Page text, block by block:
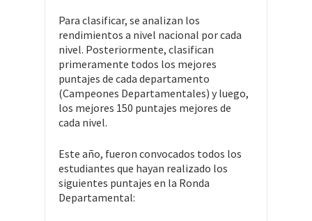
Para clasificar, se analizan los
rendimientos a nivel nacional por cada
nivel. Posteriormente, clasifican
primeramente todos los mejores
puntajes de cada departamento
(Campeones Departamentales) y luego,
los mejores 150 puntajes mejores de
cada nivel.
Este año, fueron convocados todos los
estudiantes que hayan realizado los
siguientes puntajes en la Ronda
Departamental: